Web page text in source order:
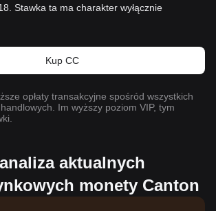
Stawka ta ma charakter wyłącznie
Kup CC
opłaty transakcyjne spośród wszystkich
Im wyższy poziom VIP, tym
aktualnych
monety Canton